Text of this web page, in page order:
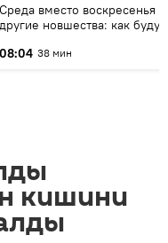
Среда вместо воскресенья и
другие новшества: как будут
08:04 38 мин
кишини